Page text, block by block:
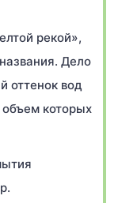
рекой»,
Дело
оттенок вод
которых